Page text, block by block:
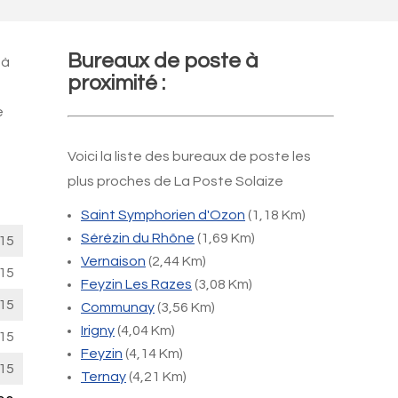
Bureaux de poste à
proximité :
Voici la liste des bureaux de poste les
plus proches de La Poste Solaize
Saint Symphorien d'Ozon (1,18 Km)
Sérézin du Rhône (1,69 Km)
Vernaison (2,44 Km)
Feyzin Les Razes (3,08 Km)
Communay(3,56 Km)
Irigny(4,04 Km)
Feyzin (4,14 Km)
Ternay(4,21 Km)